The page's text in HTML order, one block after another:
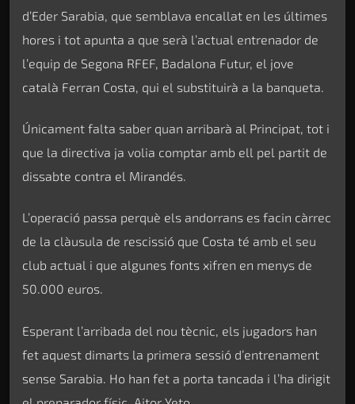
d’Eder Sarabia, que semblava encallat en les últimes
hores i tot apunta a que serà l’actual entrenador de
l’equip de Segona RFEF, Badalona Futur, el jove
català Ferran Costa, qui el substituirà a la banqueta.
Únicament falta saber quan arribarà al Principat, tot i
que la directiva ja volia comptar amb ell pel partit de
dissabte contra el Mirandés.
L’operació passa perquè els andorrans es facin càrrec
de la clàusula de rescissió que Costa té amb el seu
club actual i que algunes fonts xifren en menys de
50.000 euros.
Esperant l’arribada del nou tècnic, els jugadors han
fet aquest dimarts la primera sessió d’entrenament
sense Sarabia. Ho han fet a porta tancada i l’ha dirigit